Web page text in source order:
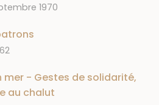
1970
mer - Gestes de solidarité,
au chalut